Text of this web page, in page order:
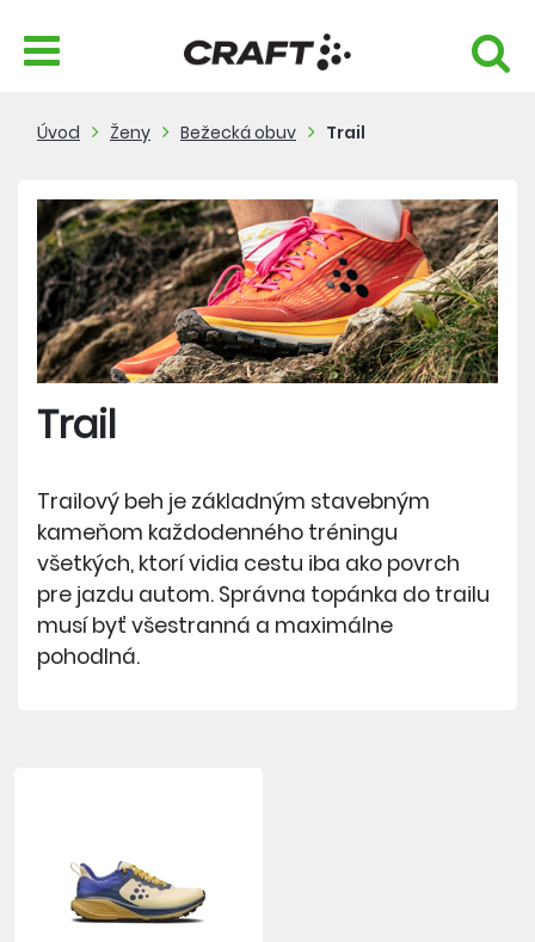
Úvod Ženy Bežecká obuv Trail
Trail
Trailový beh je základným stavebným
kameňom každodenného tréningu
všetkých, ktorí vidia cestu iba ako povrch
pre jazdu autom. Správna topánka do trailu
musí byť všestranná a maximálne
pohodlná.